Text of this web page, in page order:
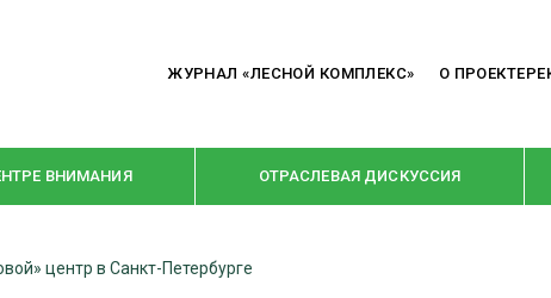
ЖУРНАЛ «ЛЕСНОЙ КОМПЛЕКС» О ПРОЕКТЕ
ВНИМАНИЯ ОТРАСЛЕВАЯ ДИСКУССИЯ
центр в Санкт-Петербурге